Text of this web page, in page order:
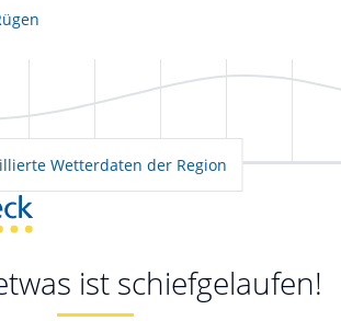
Wetterdaten der Region
ist schiefgelaufen!